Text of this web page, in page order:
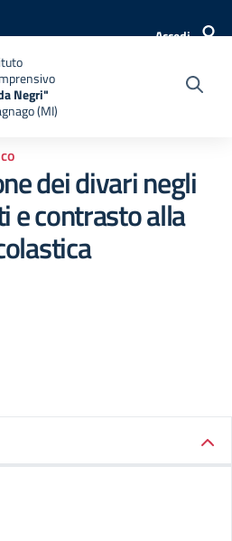
Accedi
Negri"
(MI)
dei divari negli
e contrasto alla